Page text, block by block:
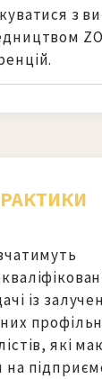
з
із
які
на